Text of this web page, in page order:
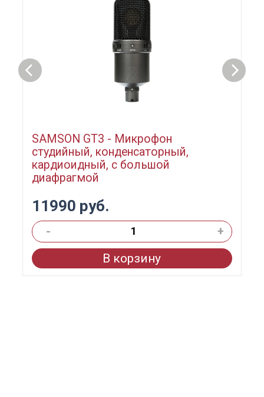
SAMSON GT3 - Микрофон
студийный, конденсаторный,
кардиоидный, с большой
диафрагмой
11990 руб.
-
+
В корзину